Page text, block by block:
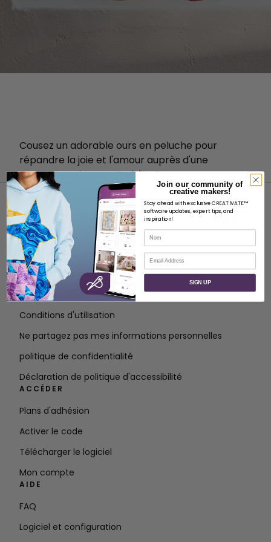
Cousez un adorable ours en peluche pour
répandre la joie et l'amour auprès d'une
personne qui vous est chère !
À PROPOS
À propos de SVP Worldwide
Contact
Conditions d'utilisation
Ne partagez pas mes informations personnelles
politique de confidentialité
Déclaration de politique d'accessibilité
ACCÉDER
Plans d'adhésion
Activer le code
Télécharger le logiciel
Mon compte
AIDE
FAQ
Logiciel et configuration
Join our community of
creative makers!
Stay ahead with exclusive CREATIVATE™
software updates, expert tips, and
inspiration!
Nom
Courriel
SIGN UP